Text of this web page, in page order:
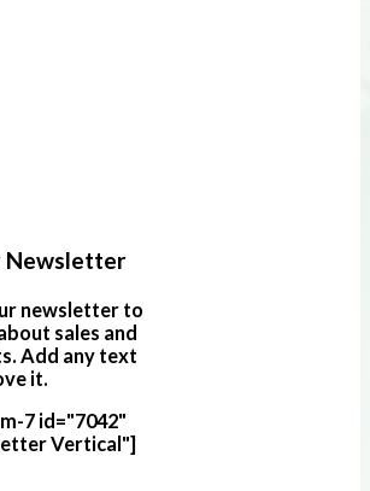
Newsletter
newsletter to
sales and
Add any text
it.
7 id="7042"
Vertical"]